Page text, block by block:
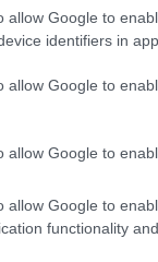
allow Google to
identifiers in
allow Google to
allow Google to
allow Google to
functionality
στη
φτάνει σε
του
τον πνιγμό